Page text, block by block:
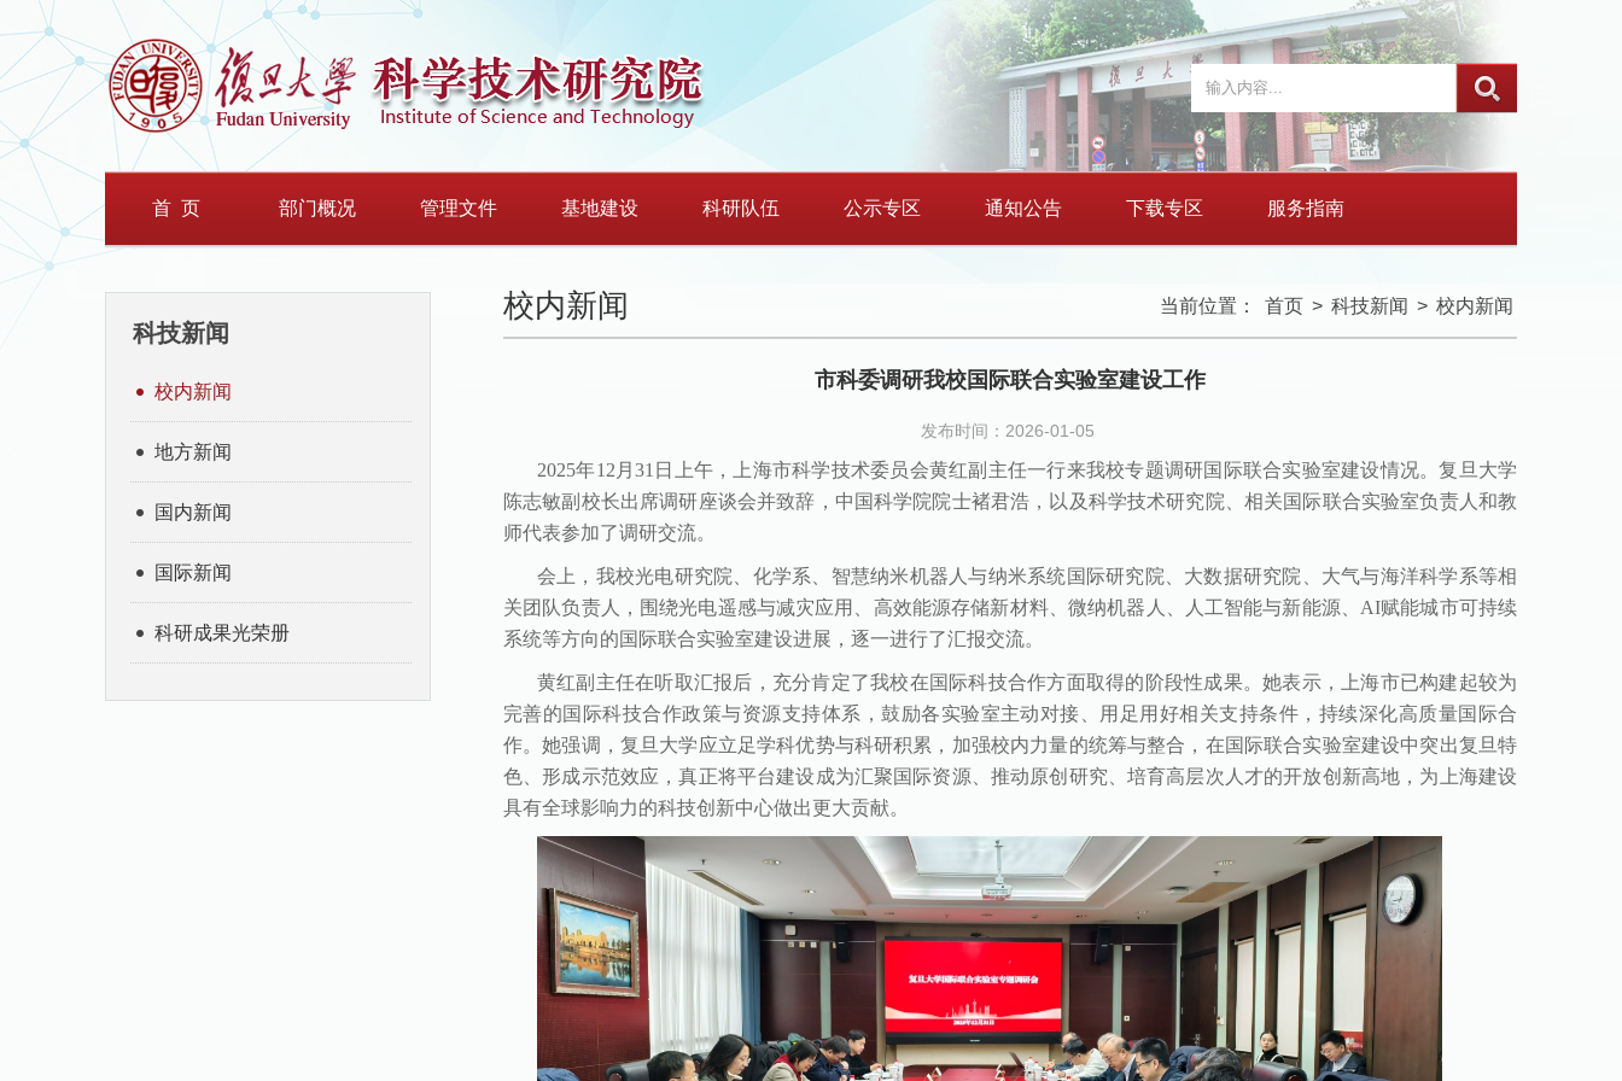
首 页 部门概况 管理文件 基地建设 科研队伍 公示专区 通知公告 下载专区 服务指南
科技新闻
校内新闻
地方新闻
国内新闻
国际新闻
科研成果光荣册
校内新闻 当前位置： 首页 > 科技新闻 > 校内新闻
市科委调研我校国际联合实验室建设工作
发布时间：2026-01-05
2025年12月31日上午，上海市科学技术委员会黄红副主任一行来我校专题调研国际联合实验室建设情况。复旦大学
陈志敏副校长出席调研座谈会并致辞，中国科学院院士褚君浩，以及科学技术研究院、相关国际联合实验室负责人和教
师代表参加了调研交流。
会上，我校光电研究院、化学系、智慧纳米机器人与纳米系统国际研究院、大数据研究院、大气与海洋科学系等相
关团队负责人，围绕光电遥感与减灾应用、高效能源存储新材料、微纳机器人、人工智能与新能源、AI赋能城市可持续
系统等方向的国际联合实验室建设进展，逐一进行了汇报交流。
黄红副主任在听取汇报后，充分肯定了我校在国际科技合作方面取得的阶段性成果。她表示，上海市已构建起较为
完善的国际科技合作政策与资源支持体系，鼓励各实验室主动对接、用足用好相关支持条件，持续深化高质量国际合
作。她强调，复旦大学应立足学科优势与科研积累，加强校内力量的统筹与整合，在国际联合实验室建设中突出复旦特
色、形成示范效应，真正将平台建设成为汇聚国际资源、推动原创研究、培育高层次人才的开放创新高地，为上海建设
具有全球影响力的科技创新中心做出更大贡献。